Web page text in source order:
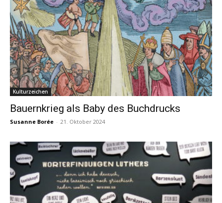
Kulturzeichen
Bauernkrieg als Baby des Buchdrucks
Susanne Borée - 21. Oktober 2024